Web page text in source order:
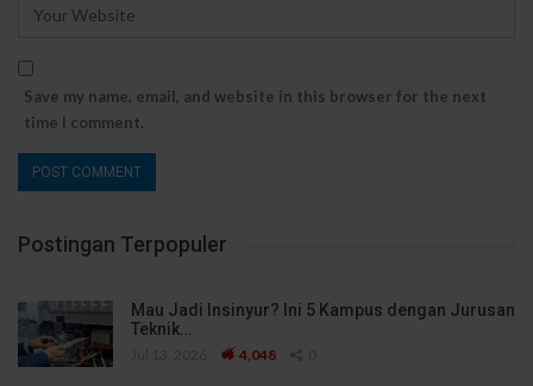
Save my name, email, and website in this browser for the next
time I comment.
Postingan Terpopuler
Mau Jadi Insinyur? Ini 5 Kampus dengan Jurusan
Teknik…
4,048